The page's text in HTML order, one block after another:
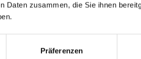
Daten zusammen, die Sie ihnen
Präferenzen
bis zum 09.09.2026